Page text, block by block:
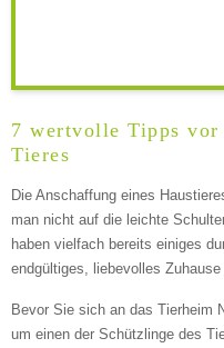
7 wertvolle Tipps vor
Tieres
Die Anschaffung eines
man nicht auf die leichte
haben vielfach bereits einiges
endgültiges, liebevolles Zuhause
Bevor Sie sich an das Tierheim
um einen der Schützlinge des